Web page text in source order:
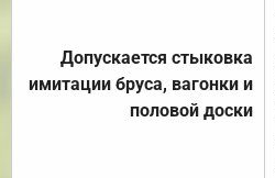
Допускается стыковка
имитации бруса, вагонки и
половой доски